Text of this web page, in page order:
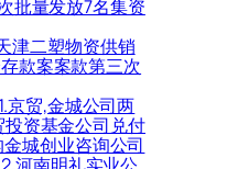
批量发放7名集资
津二塑物资供销
款案案款第三次
京贸,金城公司两
资基金公司兑付
城创业咨询公司